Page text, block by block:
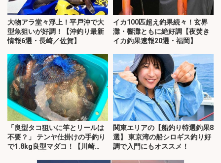
大物アラ堂々浮上！平戸沖で大
型魚狙いが好調！【沖釣り最新
情報6選・長崎／佐賀】
イカ100匹超え釣果続々！玄界
灘・響灘ともに絶好調【夜焚き
イカ釣果速報20選・福岡】
「良型タコ狙いに竿とリールは
不要？」 テンヤ仕掛けの手釣り
で1.8kg良型マダコ！【川崎
関東エリアの【船釣り特選釣果8
選】 東京湾の船シロギス釣り好
調で入門にもオススメ！